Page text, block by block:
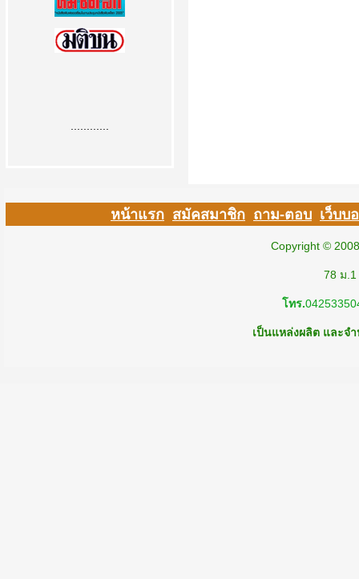
หน้าแรก สมัคสมาชิก ถาม-ตอบ เว็บบ
Copyright ©
78 ม
โทร.
เป็นแหล่งผลิต และจ